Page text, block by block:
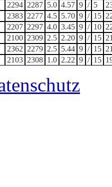
2294 2287 5.0 4.57 9 / 5
2383 2277 4.5 5.70 9 / 15
2207 2297 4.0 3.45 9 / 10
2100 2309 2.5 2.20 9 / 15
2362 2279 2.5 5.44 9 / 15
2103 2308 1.0 2.22 9 / 15